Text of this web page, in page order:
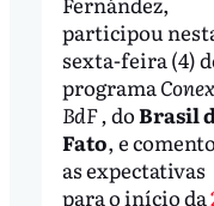
participou
sexta-feira (4)
programa
BdF ,doBrasil
Fato, e
as expectativas
para o início da